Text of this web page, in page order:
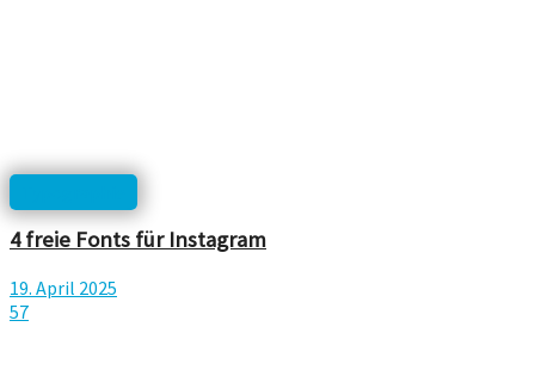
4 freie Fonts für Instagram
19. April 2025
57